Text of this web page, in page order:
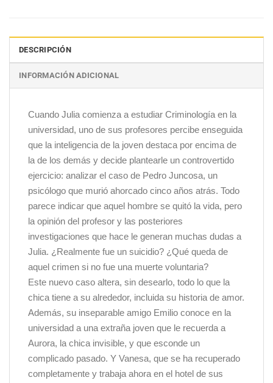
DESCRIPCIÓN
INFORMACIÓN ADICIONAL
Cuando Julia comienza a estudiar Criminología en la
universidad, uno de sus profesores percibe enseguida
que la inteligencia de la joven destaca por encima de
la de los demás y decide plantearle un controvertido
ejercicio: analizar el caso de Pedro Juncosa, un
psicólogo que murió ahorcado cinco años atrás. Todo
parece indicar que aquel hombre se quitó la vida, pero
la opinión del profesor y las posteriores
investigaciones que hace le generan muchas dudas a
Julia. ¿Realmente fue un suicidio? ¿Qué queda de
aquel crimen si no fue una muerte voluntaria?
Este nuevo caso altera, sin desearlo, todo lo que la
chica tiene a su alrededor, incluida su historia de amor.
Además, su inseparable amigo Emilio conoce en la
universidad a una extraña joven que le recuerda a
Aurora, la chica invisible, y que esconde un
complicado pasado. Y Vanesa, que se ha recuperado
completamente y trabaja ahora en el hotel de sus